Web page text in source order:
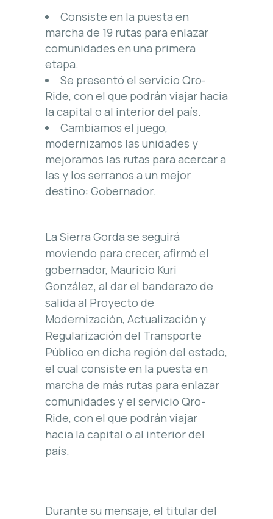
Consiste en la puesta en
marcha de 19 rutas para enlazar
comunidades en una primera
etapa.
Se presentó el servicio Qro-
Ride, con el que podrán viajar hacia
la capital o al interior del país.
Cambiamos el juego,
modernizamos las unidades y
mejoramos las rutas para acercar a
las y los serranos a un mejor
destino: Gobernador.
La Sierra Gorda se seguirá
moviendo para crecer, afirmó el
gobernador, Mauricio Kuri
González, al dar el banderazo de
salida al Proyecto de
Modernización, Actualización y
Regularización del Transporte
Público en dicha región del estado,
el cual consiste en la puesta en
marcha de más rutas para enlazar
comunidades y el servicio Qro-
Ride, con el que podrán viajar
hacia la capital o al interior del
país.
Durante su mensaje, el titular del